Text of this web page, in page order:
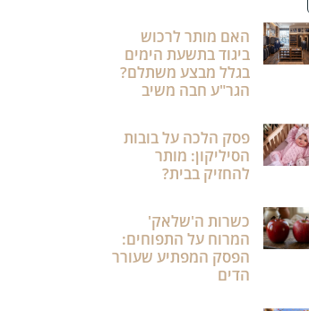
האם מותר לרכוש
ביגוד בתשעת הימים
בגלל מבצע משתלם?
הגר"ע חבה משיב
פסק הלכה על בובות
הסיליקון: מותר
להחזיק בבית?
כשרות ה'שלאק'
המרוח על התפוחים:
הפסק המפתיע שעורר
הדים